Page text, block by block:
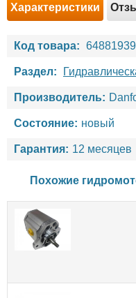
Характеристики
Код товара:
Раздел:
Производитель:
Состояние: новый
Гарантия: 12 месяцев
Похожие